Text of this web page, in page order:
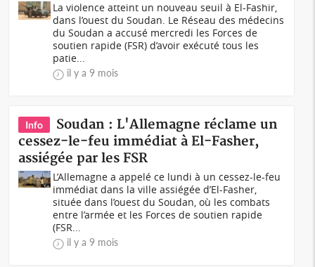
La violence atteint un nouveau seuil à El-Fashir,
dans l’ouest du Soudan. Le Réseau des médecins
du Soudan a accusé mercredi les Forces de
soutien rapide (FSR) d’avoir exécuté tous les
patie...
il y a 9 mois
Info
Soudan : L'Allemagne réclame un
cessez-le-feu immédiat à El-Fasher,
assiégée par les FSR
L’Allemagne a appelé ce lundi à un cessez-le-feu
immédiat dans la ville assiégée d’El-Fasher,
située dans l’ouest du Soudan, où les combats
entre l’armée et les Forces de soutien rapide
(FSR...
il y a 9 mois